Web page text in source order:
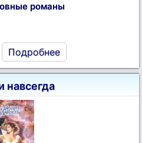
романы
Подробнее
навсегда